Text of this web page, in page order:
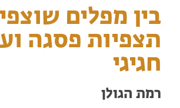
הזמינו פעילויות וטיולים מודרכים
בין מפלים
תצפיות פסגה
חגיגי
רמת הגולן